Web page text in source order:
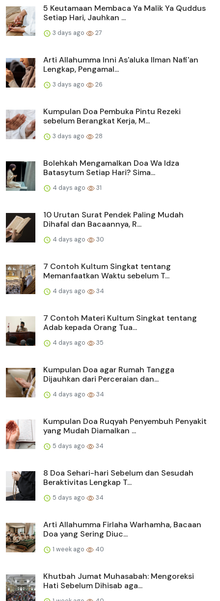
5 Keutamaan Membaca Ya Malik Ya Quddus
Setiap Hari, Jauhkan ...
3 days ago 27
Arti Allahumma Inni As'aluka Ilman Nafi'an
Lengkap, Pengamal...
3 days ago 26
Kumpulan Doa Pembuka Pintu Rezeki
sebelum Berangkat Kerja, M...
3 days ago 28
Bolehkah Mengamalkan Doa Wa Idza
Batasytum Setiap Hari? Sima...
4 days ago 31
10 Urutan Surat Pendek Paling Mudah
Dihafal dan Bacaannya, R...
4 days ago 30
7 Contoh Kultum Singkat tentang
Memanfaatkan Waktu sebelum T...
4 days ago 34
7 Contoh Materi Kultum Singkat tentang
Adab kepada Orang Tua...
4 days ago 35
Kumpulan Doa agar Rumah Tangga
Dijauhkan dari Perceraian dan...
4 days ago 34
Kumpulan Doa Ruqyah Penyembuh Penyakit
yang Mudah Diamalkan ...
5 days ago 34
8 Doa Sehari-hari Sebelum dan Sesudah
Beraktivitas Lengkap T...
5 days ago 34
Arti Allahumma Firlaha Warhamha, Bacaan
Doa yang Sering Diuc...
1 week ago 40
Khutbah Jumat Muhasabah: Mengoreksi
Hati Sebelum Dihisab aga...